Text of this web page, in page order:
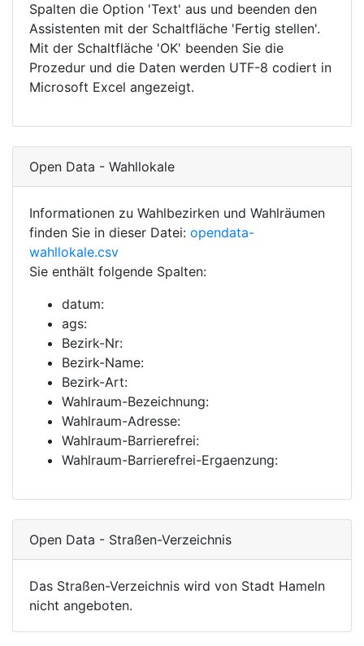
Spalten die Option 'Text' aus und beenden den
Assistenten mit der Schaltfläche 'Fertig stellen'.
Mit der Schaltfläche 'OK' beenden Sie die
Prozedur und die Daten werden UTF-8 codiert in
Microsoft Excel angezeigt.
Open Data - Wahllokale
Informationen zu Wahlbezirken und Wahlräumen
finden Sie in dieser Datei: opendata-
wahllokale.csv
Sie enthält folgende Spalten:
datum:
ags:
Bezirk-Nr:
Bezirk-Name:
Bezirk-Art:
Wahlraum-Bezeichnung:
Wahlraum-Adresse:
Wahlraum-Barrierefrei:
Wahlraum-Barrierefrei-Ergaenzung:
Open Data - Straßen-Verzeichnis
Das Straßen-Verzeichnis wird von Stadt Hameln
nicht angeboten.